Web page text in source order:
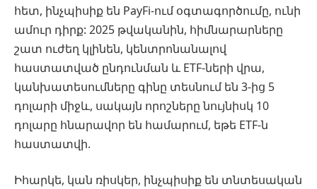
հետ, ինչպիսիք են PayFi-ում օգտագործումը, ունի
ամուր դիրք: 2025 թվականին, հիմնարարները
շատ ուժեղ կլինեն, կենտրոնանալով
հաստատված ընդունման և ETF-ների վրա,
կանխատեսումները գինը տեսնում են 3-ից 5
դոլարի միջև, սակայն որոշները նույնիսկ 10
դոլարը հնարավոր են համարում, եթե ETF-ն
հաստատվի.
Իհարկե, կան ռիսկեր, ինչպիսիք են տնտեսական